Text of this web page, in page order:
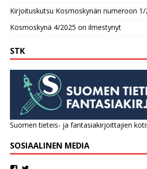
Kirjoituskutsu Kosmoskynän numeroon 1/
Kosmoskynä 4/2025 on ilmestynyt
STK
Suomen tieteis- ja fantasiakirjoittajien
SOSIAALINEN MEDIA